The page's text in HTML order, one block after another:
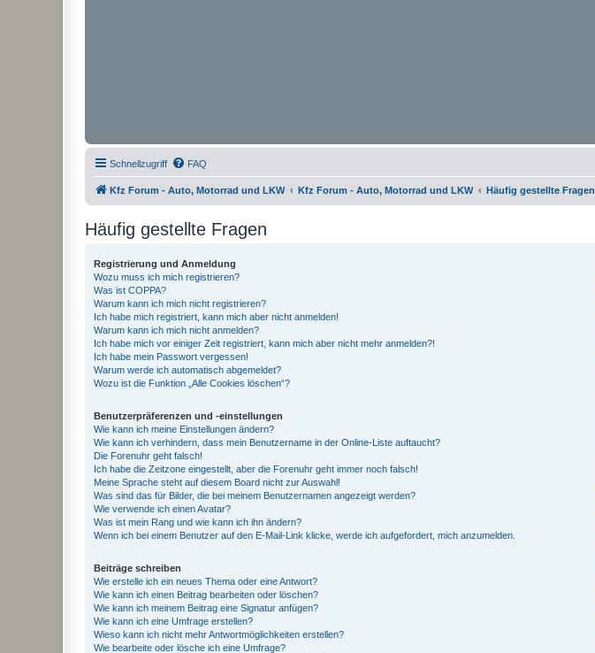
Schnellzugriff FAQ
Kfz Forum - Auto, Motorrad und LKW Kfz Forum - Auto, Motorrad und LKW Häufig gestellte Fragen
Häufig gestellte Fragen
Registrierung und Anmeldung
Wozu muss ich mich registrieren?
Was ist COPPA?
Warum kann ich mich nicht registrieren?
Ich habe mich registriert, kann mich aber nicht anmelden!
Warum kann ich mich nicht anmelden?
Ich habe mich vor einiger Zeit registriert, kann mich aber nicht mehr anmelden?!
Ich habe mein Passwort vergessen!
Warum werde ich automatisch abgemeldet?
Wozu ist die Funktion „Alle Cookies löschen“?
Benutzerpräferenzen und -einstellungen
Wie kann ich meine Einstellungen ändern?
Wie kann ich verhindern, dass mein Benutzername in der Online-Liste auftaucht?
Die Forenuhr geht falsch!
Ich habe die Zeitzone eingestellt, aber die Forenuhr geht immer noch falsch!
Meine Sprache steht auf diesem Board nicht zur Auswahl!
Was sind das für Bilder, die bei meinem Benutzernamen angezeigt werden?
Wie verwende ich einen Avatar?
Was ist mein Rang und wie kann ich ihn ändern?
Wenn ich bei einem Benutzer auf den E-Mail-Link klicke, werde ich aufgefordert, mich anzumelden.
Beiträge schreiben
Wie erstelle ich ein neues Thema oder eine Antwort?
Wie kann ich einen Beitrag bearbeiten oder löschen?
Wie kann ich meinem Beitrag eine Signatur anfügen?
Wie kann ich eine Umfrage erstellen?
Wieso kann ich nicht mehr Antwortmöglichkeiten erstellen?
Wie bearbeite oder lösche ich eine Umfrage?